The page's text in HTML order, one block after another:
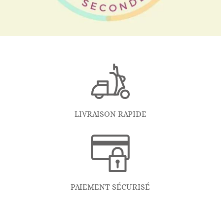
LIVRAISON RAPIDE
PAIEMENT SÉCURISÉ